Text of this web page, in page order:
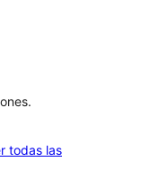
todas lasvaloraciones